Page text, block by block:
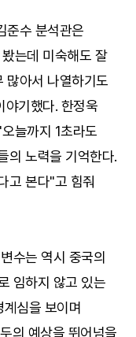
준수 분석관은
는데 미숙해도 잘
많아서 나열하기도
야기했다. 한정욱
늘까지 1초라도
의 노력을 기억한다.
고 본다"고 힘줘
수는 역시 중국의
임하지 않고 있는
심을 보이며
의 예상을 뛰어넘을